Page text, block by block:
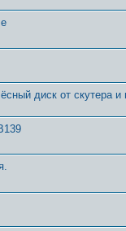
диск от скутера и